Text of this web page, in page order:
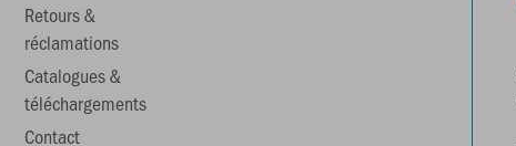
Retours &
réclamations
Catalogues &
téléchargements
Contact